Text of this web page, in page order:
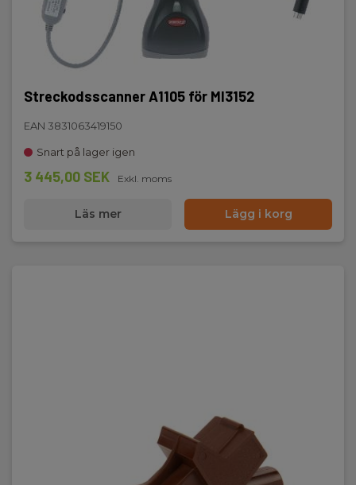
Streckodsscanner A1105 för MI3152
EAN 3831063419150
Snart på lager igen
3 445,00 SEK Exkl. moms
Läs mer Lägg i korg